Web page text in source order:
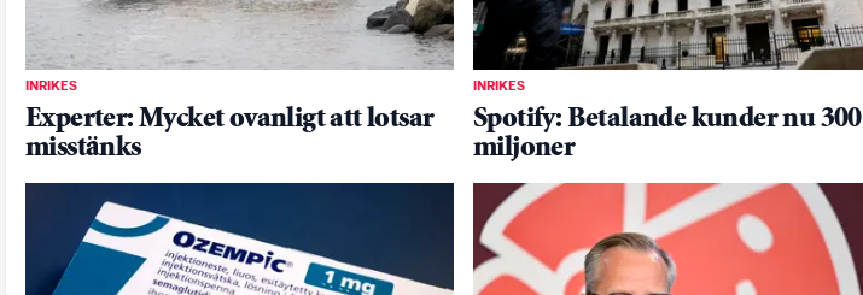
INRIKES
Experter: Mycket ovanligt att lotsar
misstänks
INRIKES
Spotify: Betalande kunder nu 300
miljoner